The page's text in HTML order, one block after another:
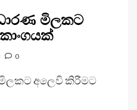
මිලකට
0